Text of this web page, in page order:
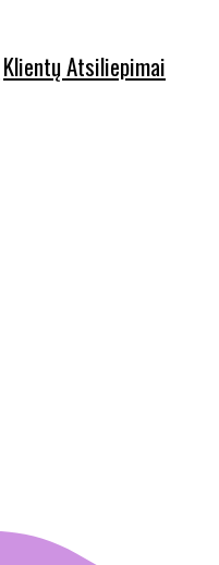
Klientų Atsiliepimai